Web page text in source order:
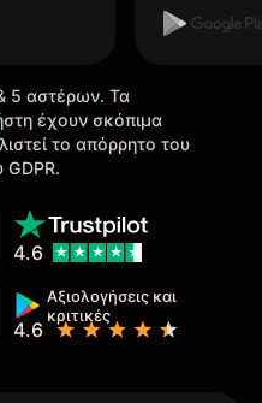
5 αστέρων. Τα
έχουν σκόπιμα
το απόρρητο του
GDPR.
Αξιολογήσεις και
κριτικές
4.6
4.6